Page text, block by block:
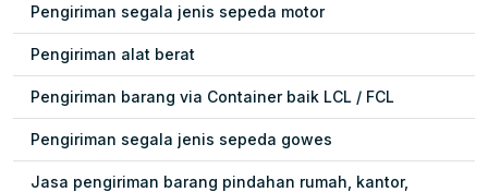
Pengiriman segala jenis sepeda motor
Pengiriman alat berat
Pengiriman barang via Container baik LCL / FCL
Pengiriman segala jenis sepeda gowes
Jasa pengiriman barang pindahan rumah, kantor,